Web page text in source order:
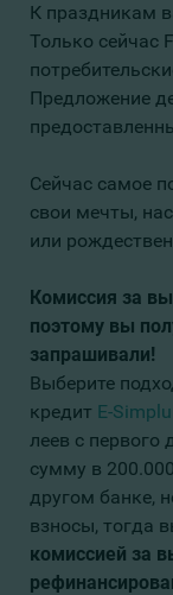
К праздникам
Только сейчас
Предложение
Сейчас самое
свои мечты,
или
Комиссия за
поэтому вы
запрашивали!
Выберите
кредит E-Simplu
леев с первого
сумму в
другом банке,
взносы, тогда
комиссией за